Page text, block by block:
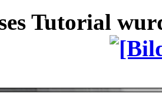
Tutorial